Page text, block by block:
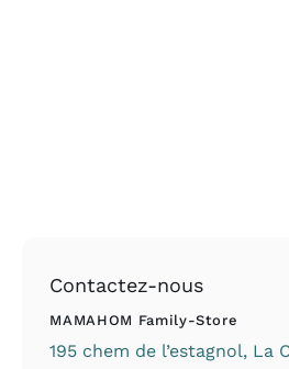
Contactez-nous
MAMAHOM Family-Store
195 chem de l’estagnol, La